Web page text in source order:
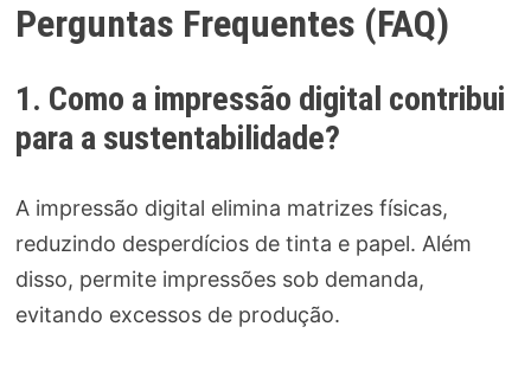
Perguntas Frequentes (FAQ)
1. Como a impressão digital contribui
para a sustentabilidade?
A impressão digital elimina matrizes físicas,
reduzindo desperdícios de tinta e papel. Além
disso, permite impressões sob demanda,
evitando excessos de produção.